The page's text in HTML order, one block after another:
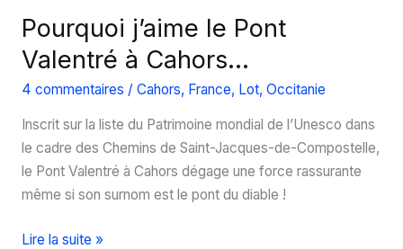
Pourquoi j’aime le Pont
Valentré à Cahors…
4 commentaires / Cahors, France, Lot, Occitanie
Inscrit sur la liste du Patrimoine mondial de l’Unesco dans
le cadre des Chemins de Saint-Jacques-de-Compostelle,
le Pont Valentré à Cahors dégage une force rassurante
même si son surnom est le pont du diable !
Pourquoi
Lire la suite »